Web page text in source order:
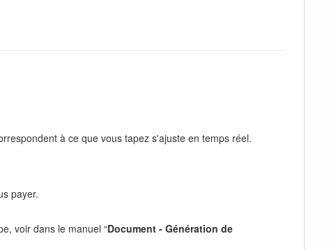
à ce que vous tapez s'ajuste en temps réel.
payer.
voir dans le manuel “Document - Génération de